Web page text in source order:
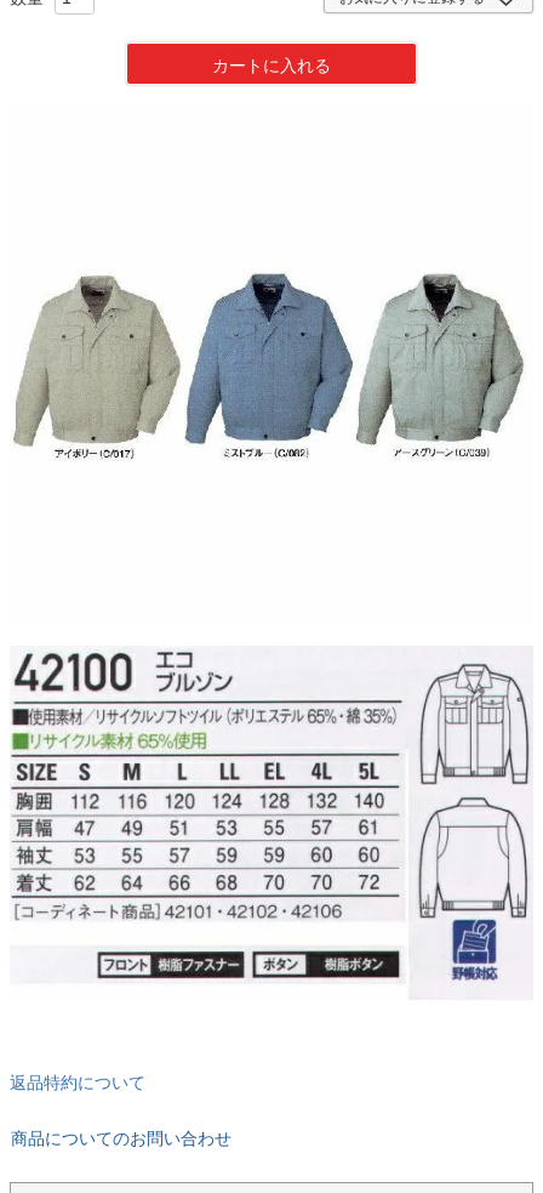
カートに入れる
返品特約について
商品についてのお問い合わせ